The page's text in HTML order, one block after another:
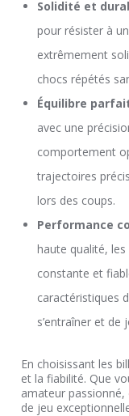
Solidité et
pour résister à
extrêmement
chocs répétés
Équilibre
avec une
comportement
trajectoires
lors des coups.
Performance
haute qualité,
constante et
caractéristiques
s’entraîner et
En choisissant les
et la fiabilité. Que
amateur
de jeu